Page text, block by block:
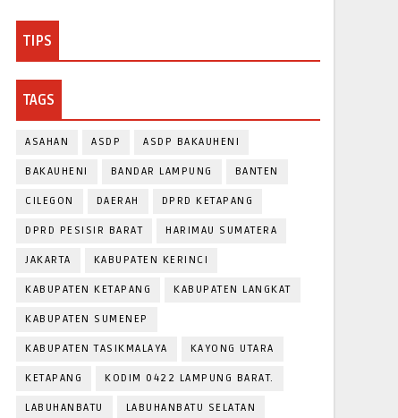
TIPS
TAGS
ASAHAN ASDP ASDP BAKAUHENI
BAKAUHENI BANDAR LAMPUNG BANTEN
CILEGON DAERAH DPRD KETAPANG
DPRD PESISIR BARAT HARIMAU SUMATERA
JAKARTA KABUPATEN KERINCI
KABUPATEN KETAPANG KABUPATEN LANGKAT
KABUPATEN SUMENEP
KABUPATEN TASIKMALAYA KAYONG UTARA
KETAPANG KODIM 0422 LAMPUNG BARAT.
LABUHANBATU LABUHANBATU SELATAN